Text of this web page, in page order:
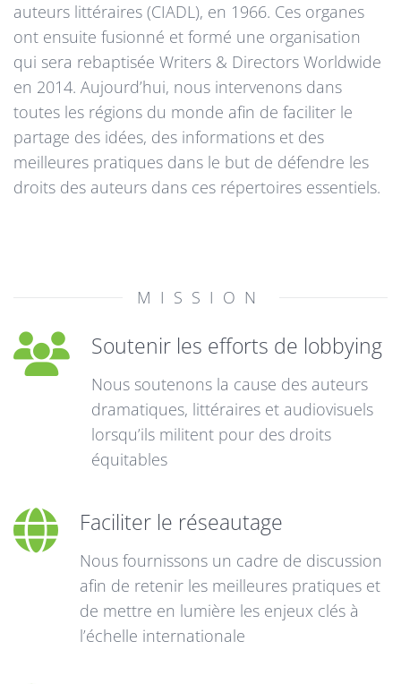
auteurs littéraires (CIADL), en 1966. Ces organes
ont ensuite fusionné et formé une organisation
qui sera rebaptisée Writers & Directors Worldwide
en 2014. Aujourd’hui, nous intervenons dans
toutes les régions du monde afin de faciliter le
partage des idées, des informations et des
meilleures pratiques dans le but de défendre les
droits des auteurs dans ces répertoires essentiels.
MISSION
Soutenir les efforts de lobbying
Nous soutenons la cause des auteurs
dramatiques, littéraires et audiovisuels
lorsqu’ils militent pour des droits
équitables
Faciliter le réseautage
Nous fournissons un cadre de discussion
afin de retenir les meilleures pratiques et
de mettre en lumière les enjeux clés à
l’échelle internationale